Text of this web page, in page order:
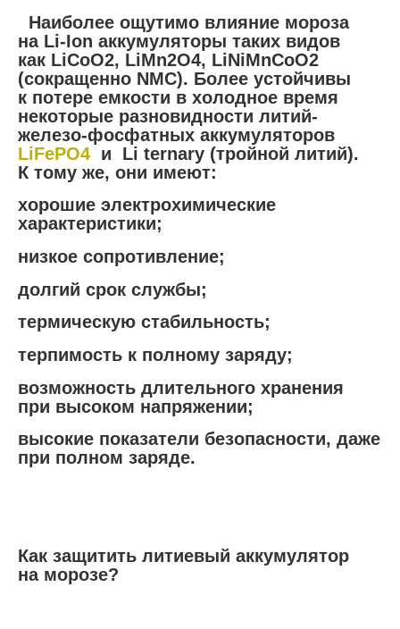
Наиболее ощутимо влияние мороза
на Li-Ion аккумуляторы таких видов
как LiCoO2, LiMn2O4, LiNiMnCoO2
(сокращенно NMC). Более устойчивы
к потере емкости в холодное время
некоторые разновидности литий-
железо-фосфатных аккумуляторов
LiFePO4 и Li ternary (тройной литий).
К тому же, они имеют:
хорошие электрохимические
характеристики;
низкое сопротивление;
долгий срок службы;
термическую стабильность;
терпимость к полному заряду;
возможность длительного хранения
при высоком напряжении;
высокие показатели безопасности, даже
при полном заряде.
Как защитить литиевый аккумулятор
на морозе?